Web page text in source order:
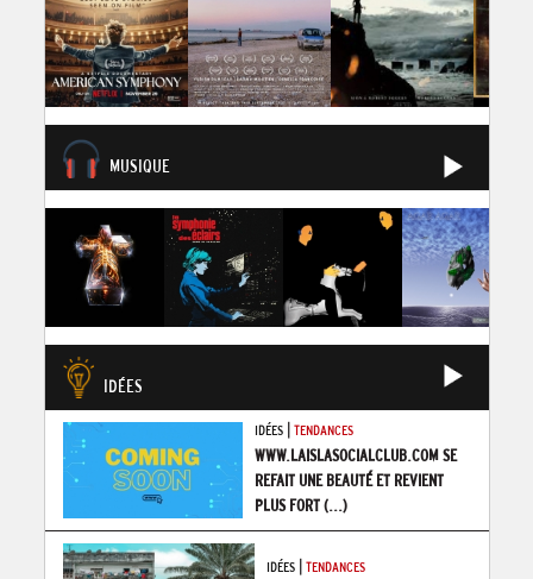
MUSIQUE
IDÉES
IDÉES| TENDANCES
WWW.LAISLASOCIALCLUB.COM SE
REFAIT UNE BEAUTÉ ET REVIENT
PLUS FORT(...)
IDÉES| TENDANCES